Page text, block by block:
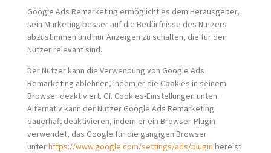
Google Ads Remarketing ermöglicht es dem Herausgeber,
sein Marketing besser auf die Bedürfnisse des Nutzers
abzustimmen und nur Anzeigen zu schalten, die für den
Nutzer relevant sind.
Der Nutzer kann die Verwendung von Google Ads
Remarketing ablehnen, indem er die Cookies in seinem
Browser deaktiviert. Cf. Cookies-Einstellungen unten.
Alternativ kann der Nutzer Google Ads Remarketing
dauerhaft deaktivieren, indem er ein Browser-Plugin
verwendet, das Google für die gängigen Browser
unterhttps://www.google.com/settings/ads/plugin bereist